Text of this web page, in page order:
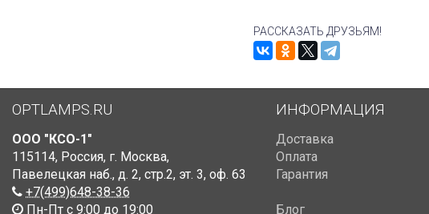
РАССКАЗАТЬ ДРУЗЬЯМ!
OPTLAMPS.RU
ООО "КСО-1"
115114, Россия, г. Москва,
Павелецкая наб., д. 2, стр.2, эт. 3, оф. 63
+7(499)648-38-36
Пн-Пт с 9:00 до 19:00
ИНФОРМАЦИЯ
Доставка
Оплата
Гарантия
Блог